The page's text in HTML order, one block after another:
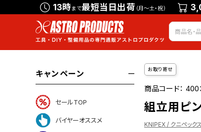
13時まで最短当日出荷 （月～土・祝）
キャンペーン
セールTOP
バイヤーオススメ
お取り寄せ
商品コード：
組立用ピ
KNIPEX / クニペックス